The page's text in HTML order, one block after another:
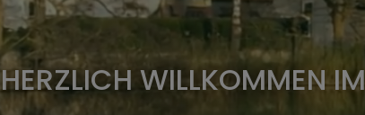
HERZLICH WILLKOMMEN IM